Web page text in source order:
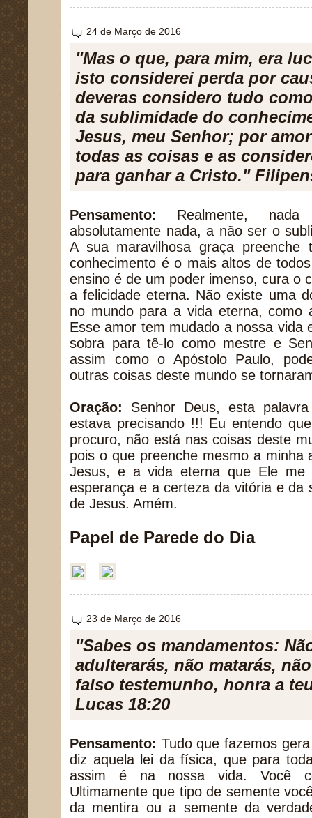
24 de Março de 2016
"Mas o que, para mim, era
isto considerei perda por
deveras considero tudo
da sublimidade do
Jesus, meu Senhor; por
todas as coisas e as
para ganhar a Cristo."
Pensamento: Realmente, nada
absolutamente nada, a não ser o
A sua maravilhosa graça
conhecimento é o mais altos de
ensino é de um poder imenso, cura o
a felicidade eterna. Não existe uma
no mundo para a vida eterna, como
Esse amor tem mudado a nossa vida
sobra para tê-lo como mestre e
assim como o Apóstolo Paulo,
outras coisas deste mundo se
Oração: Senhor Deus, esta
estava precisando !!! Eu entendo
procuro, não está nas coisas deste
pois o que preenche mesmo a minha
Jesus, e a vida eterna que Ele me
esperança e a certeza da vitória e da
de Jesus. Amém.
Papel de Parede do Dia
23 de Março de 2016
"Sabes os mandamentos:
adulterarás, não matarás,
falso testemunho, honra a
Lucas 18:20
Pensamento: Tudo que fazemos
diz aquela lei da física, que para
assim é na nossa vida. Você
Ultimamente que tipo de semente
da mentira ou a semente da